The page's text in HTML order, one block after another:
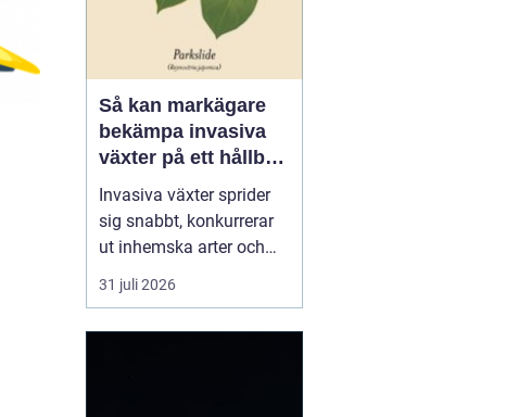
Så kan markägare
bekämpa invasiva
växter på ett hållbart
sätt
Invasiva växter sprider
sig snabbt, konkurrerar
ut inhemska arter och
kan på sikt förändra hela
ekosystem. De orsakar
31 juli 2026